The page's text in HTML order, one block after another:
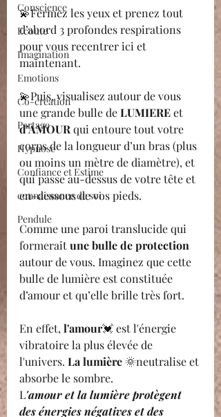
Conscience
Ecoute
Imagination
Emotions
Co-création
Partage
Hypnose
Confiance et Estime
connaissance de soi
Pendule
💫Fermez les yeux et prenez tout
d’abord 3 profondes respirations
pour vous recentrer ici et
maintenant.
💫Puis, visualisez autour de vous
une grande bulle de LUMIERE et
d’AMOUR qui entoure tout votre
corps de la longueur d’un bras (plus
ou moins un mètre de diamètre), et
qui passe au-dessus de votre tête et
en-dessous de vos pieds.
Comme une paroi translucide qui
formerait une bulle de protection
autour de vous. Imaginez que cette
bulle de lumière est constituée
d’amour et qu’elle brille très fort.
En effet, l'amour💓 est l'énergie
vibratoire la plus élevée de
l'univers. La lumière 🌞neutralise et
absorbe le sombre.
L'amour et la lumière protègent
des énergies négatives et des